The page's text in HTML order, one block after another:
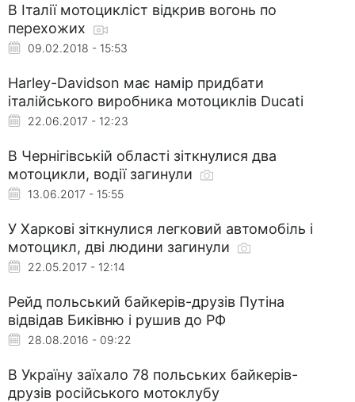
В Італії мотоцикліст відкрив вогонь по
перехожих
09.02.2018 - 15:53
Harley-Davidson має намір придбати
італійського виробника мотоциклів Ducati
22.06.2017 - 12:23
В Чернігівській області зіткнулися два
мотоцикли, водії загинули
13.06.2017 - 15:55
У Харкові зіткнулися легковий автомобіль і
мотоцикл, дві людини загинули
22.05.2017 - 12:14
Рейд польський байкерів-друзів Путіна
відвідав Биківню і рушив до РФ
28.08.2016 - 09:22
В Україну заїхало 78 польських байкерів-
друзів російського мотоклубу